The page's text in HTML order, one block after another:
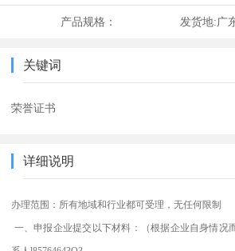
产品规格： 发货地:广
关键词
荣誉证书
详细说明
办理范围：所有地域和行业都可受理，无任何限制
一、申报企业提交以下材料：（根据企业自身情况